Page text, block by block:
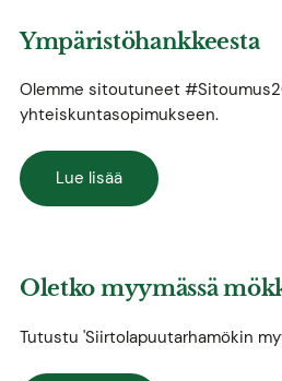
Ympäristöhankkeesta
Olemme sitoutuneet
yhteiskuntasopimukseen.
Lue lisää
Oletko myymässä
Tutustu 'Siirtolapuutarhamökin